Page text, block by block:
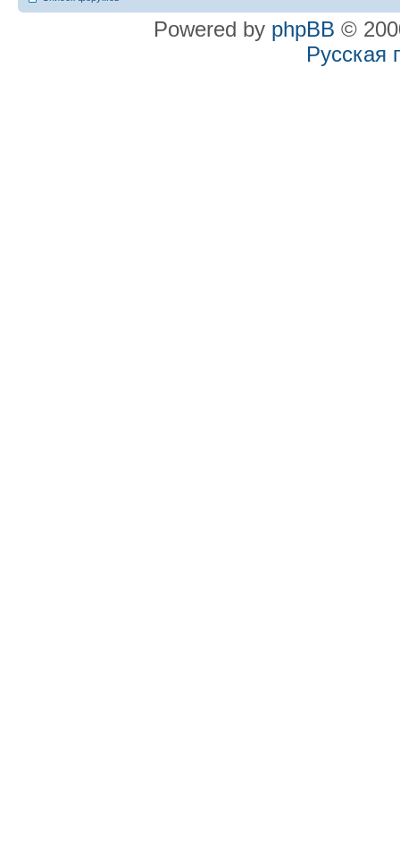
Powered by phpBB ©
Русская